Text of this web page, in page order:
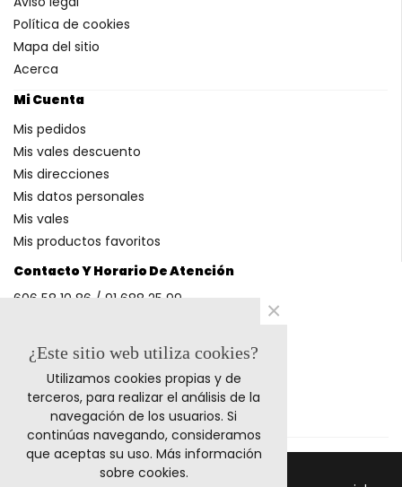
Contacto Y Horario De Atención
606 58 10 86 / 91 688 25 99
Métodos De Pago
Política de cookies
Mapa del sitio
Acerca
Mi Cuenta
Mis pedidos
Mis vales descuento
Mis direcciones
Mis datos personales
Mis vales
Mis productos favoritos
¿Este sitio web utiliza cookies?
Utilizamos cookies propias y de
terceros, para realizar el análisis de la
navegación de los usuarios. Si
continúas navegando, consideramos
que aceptas su uso. Más información
sobre cookies.
×